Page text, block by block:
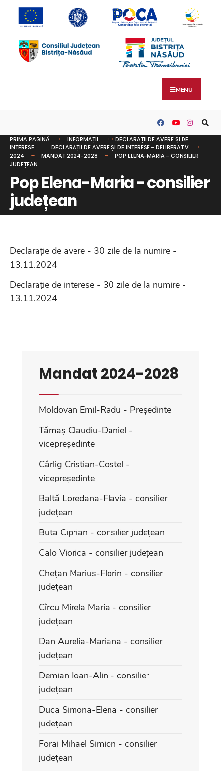
MENU
PRIMA PAGINĂ INFORMAȚII
DECLARAȚII DE AVERE ȘI DE
INTERESE
DECLARAȚII DE AVERE ȘI DE INTERESE - DELIBERATIV
2024
MANDAT 2024-2028
POP ELENA-MARIA - CONSILIER
JUDEȚEAN
Pop Elena-Maria - consilier
județean
Declarație de avere - 30 zile de la numire -
13.11.2024
Declarație de interese - 30 zile de la numire -
13.11.2024
Mandat 2024-2028
Moldovan Emil-Radu - Președinte
Tămaș Claudiu-Daniel -
vicepreședinte
Cârlig Cristian-Costel -
vicepreședinte
Baltă Loredana-Flavia - consilier
județean
Buta Ciprian - consilier județean
Calo Viorica - consilier județean
Chețan Marius-Florin - consilier
județean
Cîrcu Mirela Maria - consilier
județean
Dan Aurelia-Mariana - consilier
județean
Demian Ioan-Alin - consilier
județean
Duca Simona-Elena - consilier
județean
Forai Mihael Simion - consilier
județean